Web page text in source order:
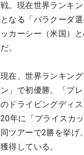
戦。現在世界ランキ
となる「バラクーダ
ッカーシー（米国）
だ。
現在、世界ランキン
ン」で初優勝。「プ
のドライビングディ
20年に「プライスカ
同ツアーで2勝を挙げ
獲得している。